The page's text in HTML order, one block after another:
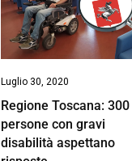
Luglio 30, 2020
Regione Toscana: 300
persone con gravi
disabilità aspettano